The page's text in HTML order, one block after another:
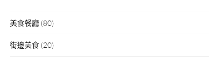
美食餐廳 (80)
街邊美食 (20)